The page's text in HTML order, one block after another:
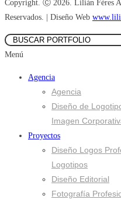
Copyright. Ⓒ 2026. Lilián Féres
Reservados. | Diseño Web
Menú
Agencia
Agencia
Diseño de
Imagen
Proyectos
Diseño Logos
Logotipos
Diseño Editorial
Fotografía